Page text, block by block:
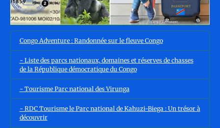
Congo Adventure : Randonnée sur le fleuve Congo
- Liste des parcs nationaux, domaines et réserves de chasses
de la République démocratique du Congo
- Tourisme Parc national des Virunga
- RDC Tourisme le Parc national de Kahuzi-Biega : Un trésor à
découvrir